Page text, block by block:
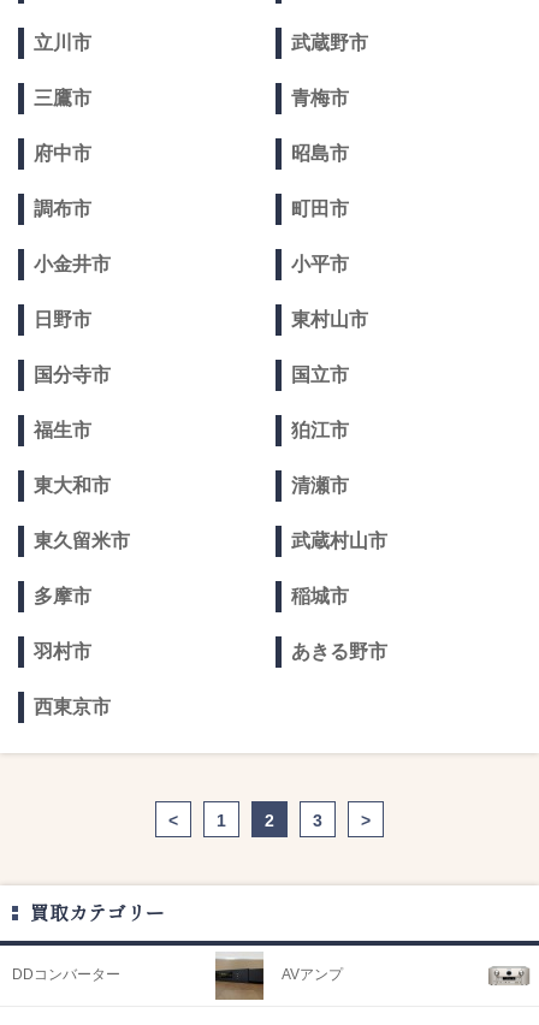
立川市 武蔵野市
三鷹市 青梅市
府中市 昭島市
調布市 町田市
小金井市 小平市
日野市 東村山市
国分寺市 国立市
福生市 狛江市
東大和市 清瀬市
東久留米市 武蔵村山市
多摩市 稲城市
羽村市 あきる野市
西東京市
< 1 2 3 >
買取カテゴリー
DDコンバーター AVアンプ